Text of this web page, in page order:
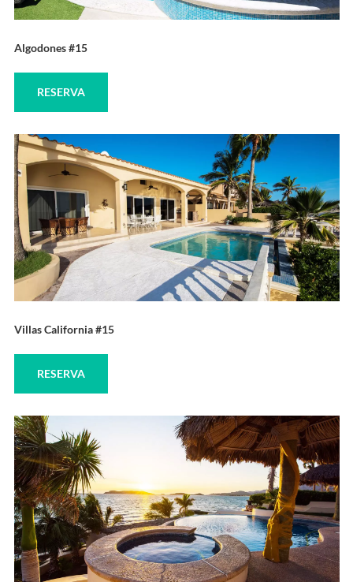
Algodones #15
RESERVA
Villas California #15
RESERVA